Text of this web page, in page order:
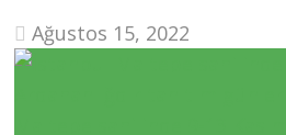
Ağustos 15, 2022